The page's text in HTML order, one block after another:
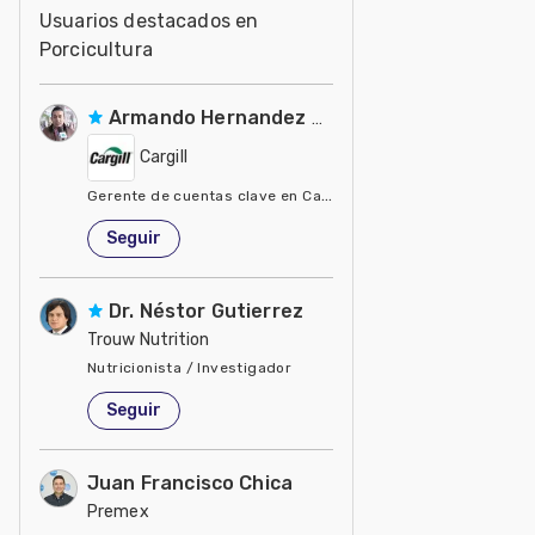
Usuarios destacados en
Porcicultura
Armando Hernandez Silva
Cargill
Gerente de cuentas clave en Cargill
Estados Unidos de América
Seguir
Dr. Néstor Gutierrez
Trouw Nutrition
Nutricionista / Investigador
Estados Unidos de América
Seguir
Juan Francisco Chica
Premex